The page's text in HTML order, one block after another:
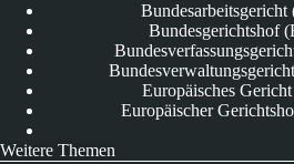
Bundesgerichtshof
Europäisches
Europäischer
Weitere Themen